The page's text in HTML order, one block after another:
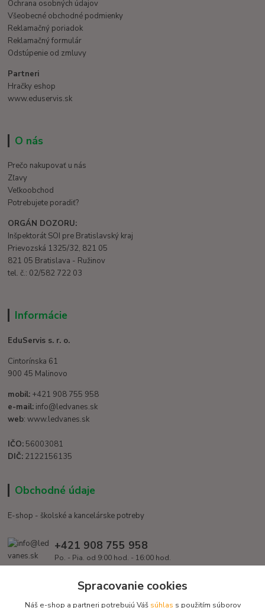
Ochrana osobných údajov
Všeobecné obchodné podmienky
Reklamačný poriadok
Reklamačný formulár
Odstúpenie od zmluvy
Partneri
Hračky eshop
www.eduservis.sk
O nás
Prečo nakupovať u nás
Zľavy
Veľkoobchod
Potrebujete poradiť?
ORGÁN DOZORU:
Inšpektorát SOI pre Bratislavský kraj
Prievozská 1325/32, 821 05
821 05 Bratislava - Ružinov
tel. č.: 02/582 722 03
Informácie
EduServis s. r. o.
Cintorínska 61
900 45 Malinovo
mobil: +421 908 755 958
e-mail: info@ledvanes.sk
web: www.ledvanes.sk
IČO: 56003081
DIČ: 2122156135
Obchodné údaje
E-shop - školské a kancelárske potreby
+421 908 755 958
Po. - Pia. od 9:00 hod. - 16:00 hod.
info@ledvanes.skSpracovanie cookies
Náš e-shop a partneri potrebujú Váš súhlas s použitím súborov